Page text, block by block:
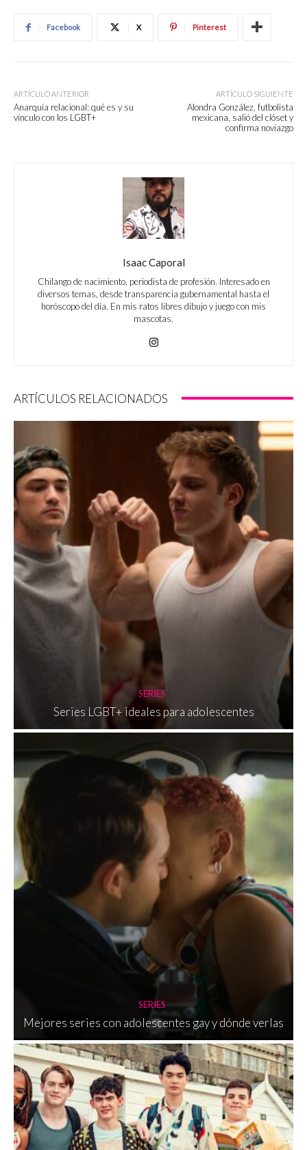
Facebook X Pinterest
ARTÍCULO ANTERIOR
Anarquía relacional: qué es y su
vínculo con los LGBT+
ARTÍCULO SIGUIENTE
Alondra González, futbolista
mexicana, salió del clóset y
confirma noviazgo
Isaac Caporal
Chilango de nacimiento, periodista de profesión. Interesado en
diversos temas, desde transparencia gubernamental hasta el
horóscopo del día. En mis ratos libres dibujo y juego con mis
mascotas.
ARTÍCULOS RELACIONADOS
SERIES
Series LGBT+ ideales para adolescentes
SERIES
Mejores series con adolescentes gay y dónde verlas